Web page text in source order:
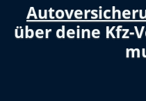
über deine Kfz-